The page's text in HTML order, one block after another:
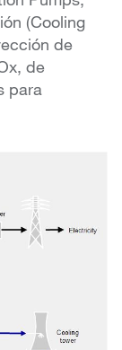
(Cooling
de
de
para